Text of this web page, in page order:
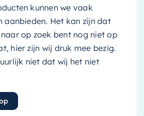
kunnen we vaak
aanbieden. Het kan zijn dat
op zoek bent nog niet op
hier zijn wij druk mee bezig.
niet dat wij het niet